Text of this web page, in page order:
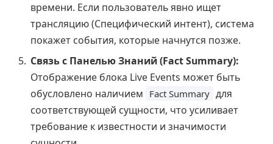
времени. Если пользователь явно ищет
трансляцию (Специфический интент), система
покажет события, которые начнутся позже.
Связь с Панелью Знаний (Fact Summary):
Отображение блока Live Events может быть
обусловлено наличием Fact Summary для
соответствующей сущности, что усиливает
требование к известности и значимости